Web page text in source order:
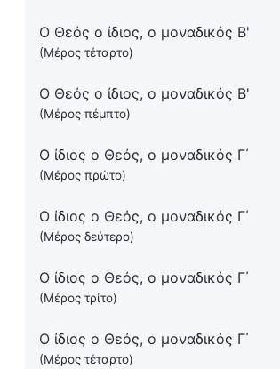
Ο Θεός ο ίδιος, ο μοναδικός Β'
(Μέρος τέταρτο)
Ο Θεός ο ίδιος, ο μοναδικός Β'
(Μέρος πέμπτο)
Ο ίδιος ο Θεός, ο μοναδικός Γ΄
(Μέρος πρώτο)
Ο ίδιος ο Θεός, ο μοναδικός Γ΄
(Μέρος δεύτερο)
Ο ίδιος ο Θεός, ο μοναδικός Γ΄
(Μέρος τρίτο)
Ο ίδιος ο Θεός, ο μοναδικός Γ΄
(Μέρος τέταρτο)